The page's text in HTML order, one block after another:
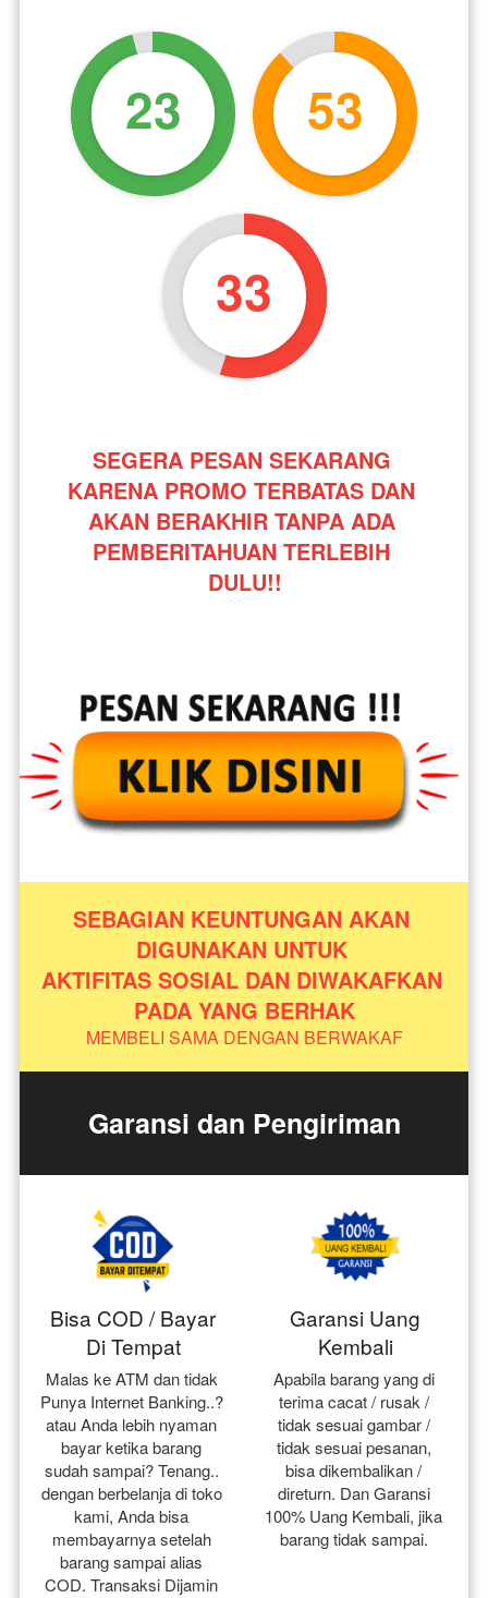
23 53
33
SEGERA PESAN SEKARANG
KARENA PROMO TERBATAS DAN
AKAN BERAKHIR TANPA ADA
PEMBERITAHUAN TERLEBIH
DULU!!
SEBAGIAN KEUNTUNGAN AKAN
DIGUNAKAN UNTUK
AKTIFITAS SOSIAL DAN DIWAKAFKAN
PADA YANG BERHAK
MEMBELI SAMA DENGAN BERWAKAF
Garansi dan Pengiriman
Bisa COD / Bayar
Di Tempat
Malas ke ATM dan tidak
Punya Internet Banking..?
atau Anda lebih nyaman
bayar ketika barang
sudah sampai? Tenang..
dengan berbelanja di toko
kami, Anda bisa
membayarnya setelah
barang sampai alias
COD. Transaksi Dijamin
Garansi Uang
Kembali
Apabila barang yang di
terima cacat / rusak /
tidak sesuai gambar /
tidak sesuai pesanan,
bisa dikembalikan /
direturn. Dan Garansi
100% Uang Kembali, jika
barang tidak sampai.